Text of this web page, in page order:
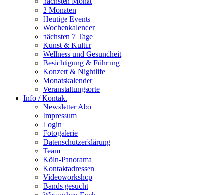
2 Monaten
Heutige Events
Wochenkalender
nächsten 7 Tage
Kunst & Kultur
Wellness und Gesundheit
Besichtigung & Führung
Konzert & Nightlife
Monatskalender
Veranstaltungsorte
Info / Kontakt
Newsletter Abo
Impressum
Login
Fotogalerie
Datenschutzerklärung
Team
Köln-Panorama
Kontaktadressen
Videoworkshop
Bands gesucht